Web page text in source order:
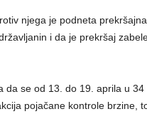
njega je podneta
i da je prekršaj
da se od 13. do 19. aprila u
pojačane kontrole brzine,